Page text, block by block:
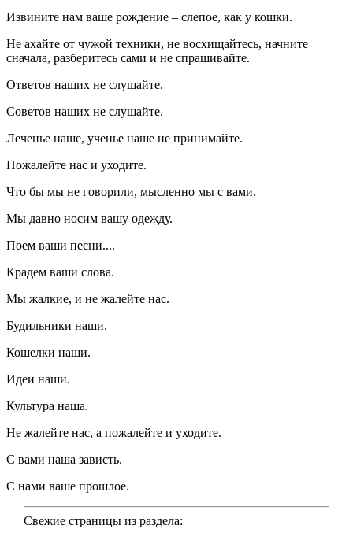
Извините нам ваше рождение – слепое, как у кошки.
Не ахайте от чужой техники, не восхищайтесь, начните
сначала, разберитесь сами и не спрашивайте.
Ответов наших не слушайте.
Советов наших не слушайте.
Леченье наше, ученье наше не принимайте.
Пожалейте нас и уходите.
Что бы мы не говорили, мысленно мы с вами.
Мы давно носим вашу одежду.
Поем ваши песни....
Крадем ваши слова.
Мы жалкие, и не жалейте нас.
Будильники наши.
Кошелки наши.
Идеи наши.
Культура наша.
Не жалейте нас, а пожалейте и уходите.
С вами наша зависть.
С нами ваше прошлое.
Свежие страницы из раздела: